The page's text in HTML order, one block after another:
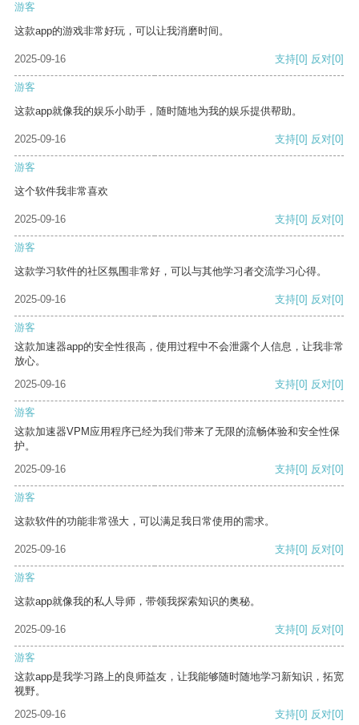
游客
这款app的游戏非常好玩，可以让我消磨时间。
2025-09-16 支持[0] 反对[0]
游客
这款app就像我的娱乐小助手，随时随地为我的娱乐提供帮助。
2025-09-16 支持[0] 反对[0]
游客
这个软件我非常喜欢
2025-09-16 支持[0] 反对[0]
游客
这款学习软件的社区氛围非常好，可以与其他学习者交流学习心得。
2025-09-16 支持[0] 反对[0]
游客
这款加速器app的安全性很高，使用过程中不会泄露个人信息，让我非常
放心。
2025-09-16
支持[0] 反对[0]
游客
这款加速器VPM应用程序已经为我们带来了无限的流畅体验和安全性保
护。
2025-09-16
支持[0] 反对[0]
游客
这款软件的功能非常强大，可以满足我日常使用的需求。
2025-09-16 支持[0] 反对[0]
游客
这款app就像我的私人导师，带领我探索知识的奥秘。
2025-09-16 支持[0] 反对[0]
游客
这款app是我学习路上的良师益友，让我能够随时随地学习新知识，拓宽
视野。
2025-09-16
支持[0] 反对[0]